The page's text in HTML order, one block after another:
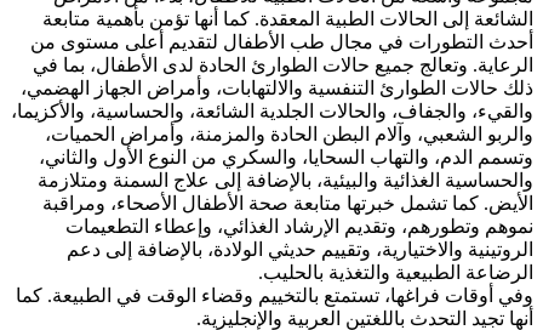
الشائعة إلى الحالات الطبية المعقدة. كما أنها تؤمن بأهمية متابعة
أحدث التطورات في مجال طب الأطفال لتقديم أعلى مستوى من
الرعاية. وتعالج جميع حالات الطوارئ الحادة لدى الأطفال، بما في
ذلك حالات الطوارئ التنفسية والالتهابات، وأمراض الجهاز الهضمي،
والقيء، والجفاف، والحالات الجلدية الشائعة، والحساسية، والأكزيما،
والربو الشعبي، وآلام البطن الحادة والمزمنة، وأمراض الحميات،
وتسمم الدم، والتهاب السحايا، والسكري من النوع الأول والثاني،
والحساسية الغذائية والبيئية، بالإضافة إلى علاج السمنة ومتلازمة
الأيض. كما تشمل خبرتها متابعة صحة الأطفال الأصحاء، ومراقبة
نموهم وتطورهم، وتقديم الإرشاد الغذائي، وإعطاء التطعيمات
الروتينية والاختيارية، وتقييم حديثي الولادة، بالإضافة إلى دعم
الرضاعة الطبيعية والتغذية بالحليب.
وفي أوقات فراغها، تستمتع بالتخييم وقضاء الوقت في الطبيعة. كما
أنها تجيد التحدث باللغتين العربية والإنجليزية.